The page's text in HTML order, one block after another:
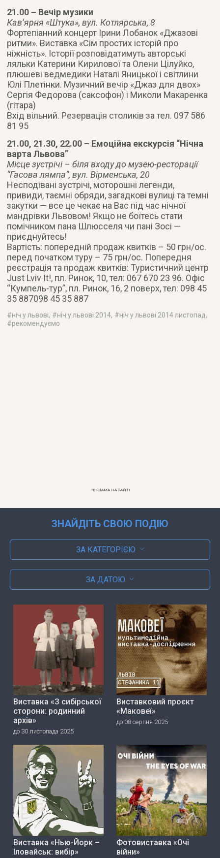
21.00 – Вечір музики
Кав’ярня «Штука», вул. Котлярська, 8
Фортепіанний концерт Ірини Лобанок «Джазові
ритми». Виставка «Сім простих історій про
ніжність». Історії розповідатимуть авторські
ляльки Катерини Кирилової та Олени Цілуйко,
плюшеві ведмедики Наталі Яницької і світлини
Юлі Плетінки. Музичний вечір «Джаз для двох»
Сергія Федорова (саксофон) і Миколи Макаренка
(гітара)
Вхід вільний. Резервація столиків за тел. 097 586
81 95
21.00, 21.30, 22.00 – Емоційна екскурсія “Нічна
варта Львова”
Місце зустрічі – біля входу до музею-ресторації
“Гасова лямпа”, вул. Вірменська, 20
Несподівані зустрічі, моторошні легенди,
привиди, таємні обряди, загадкові вулиці та темні
закутки — все це чекає на Вас під час нічної
мандрівки Львовом! Якщо не боїтесь стати
помічником пана Шлюсселя чи пані Зосі —
приєднуйтесь!
Вартість: попередній продаж квитків – 50 грн/ос.
перед початком туру – 75 грн/ос. Попередня
реєстрація та продаж квитків: Туристичний центр
Just Lviv It!, пл. Ринок, 10, тел: 067 670 23 96. Офіс
“Кумпель-тур”, пл. Ринок, 16, 2 поверх, тел: 098 45
35 887098 45 35 887
#ніч у львові, #ніч у львові 2014, #ніч у львові 2014 листопад,
#рекомендуємо
РЕКЛАМА НА САЙТІ
ЗНАЙДІТЬ СВОЮ ПОДІЮ
ЗА КАТЕГОРІЄЮ
ЗА ДАТОЮ
Виставка «З сибірської
сторони: родинний
архів»
до 30 листопада 2025
Виставковий проєкт
«Маковеї»
до 08 серпня 2025
Виставка «Нью-Йорк –
Іловайськ: вибір»
Фотовиставка «Очі
війни»